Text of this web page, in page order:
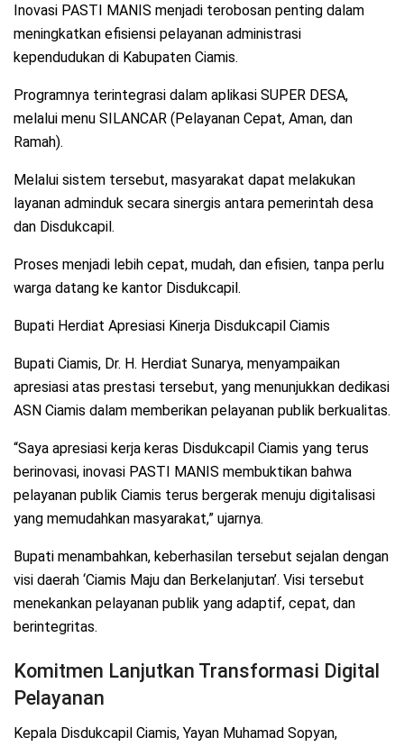
Inovasi PASTI MANIS menjadi terobosan penting dalam
meningkatkan efisiensi pelayanan administrasi
kependudukan di Kabupaten Ciamis.
Programnya terintegrasi dalam aplikasi SUPER DESA,
melalui menu SILANCAR (Pelayanan Cepat, Aman, dan
Ramah).
Melalui sistem tersebut, masyarakat dapat melakukan
layanan adminduk secara sinergis antara pemerintah desa
dan Disdukcapil.
Proses menjadi lebih cepat, mudah, dan efisien, tanpa perlu
warga datang ke kantor Disdukcapil.
Bupati Herdiat Apresiasi Kinerja Disdukcapil Ciamis
Bupati Ciamis, Dr. H. Herdiat Sunarya, menyampaikan
apresiasi atas prestasi tersebut, yang menunjukkan dedikasi
ASN Ciamis dalam memberikan pelayanan publik berkualitas.
“Saya apresiasi kerja keras Disdukcapil Ciamis yang terus
berinovasi, inovasi PASTI MANIS membuktikan bahwa
pelayanan publik Ciamis terus bergerak menuju digitalisasi
yang memudahkan masyarakat,” ujarnya.
Bupati menambahkan, keberhasilan tersebut sejalan dengan
visi daerah ‘Ciamis Maju dan Berkelanjutan’. Visi tersebut
menekankan pelayanan publik yang adaptif, cepat, dan
berintegritas.
Komitmen Lanjutkan Transformasi Digital
Pelayanan
Kepala Disdukcapil Ciamis, Yayan Muhamad Sopyan,